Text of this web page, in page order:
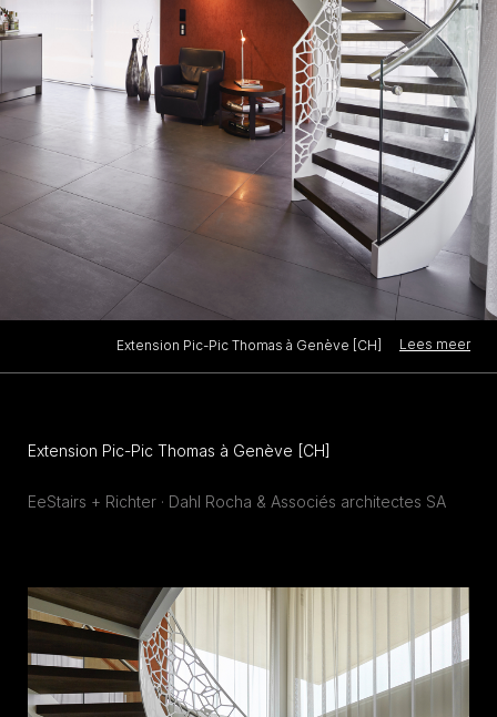
Extension Pic-Pic Thomas à Genève [CH] Lees meer
Extension Pic-Pic Thomas à Genève [CH]
EeStairs + Richter · Dahl Rocha & Associés architectes SA